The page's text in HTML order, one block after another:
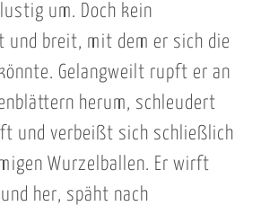
um. Doch kein
und breit, mit dem er sich die
Gelangweilt rupft er an
herum, schleudert
und verbeißt sich schließlich
Wurzelballen. Er wirft
her, späht nach